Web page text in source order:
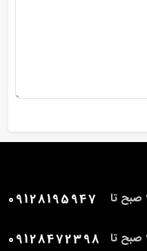
کارشناس فروش (پاسخگویی 9 صبح تا
09128195947
کارشناس فروش (پاسخگویی 9 صبح تا
09128472398